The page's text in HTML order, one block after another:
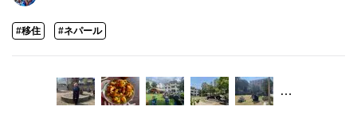
#移住 #ネパール
…